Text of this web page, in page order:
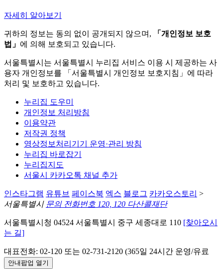
자세히 알아보기
귀하의 정보는 동의 없이 공개되지 않으며,
「개인정보 보호
법」 에 의해 보호되고 있습니다.
서울특별시는 서울특별시 누리집 서비스 이용 시 제공하는 사
용자 개인정보를 「서울특별시 개인정보 보호지침」에 따라
처리 및 보호하고 있습니다.
누리집 도우미
개인정보 처리방침
이용약관
저작권 정책
영상정보처리기기 운영·관리 방침
누리집 바로잡기
누리집지도
서울시 카카오톡 채널 추가
인스타그램 유튜브 페이스북 엑스 블로그 카카오스토리 >
서울특별시 문의 전화번호 120, 120 다산콜재단
서울특별시청 04524 서울특별시 중구 세종대로 110 [찾아오시
는 길]
대표전화: 02-120 또는 02-731-2120 (365일 24시간 운영/유료
안내팝업 열기